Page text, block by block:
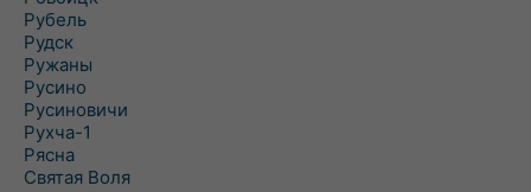
Рубель
Рудск
Ружаны
Русино
Русиновичи
Рухча-1
Рясна
Святая Воля